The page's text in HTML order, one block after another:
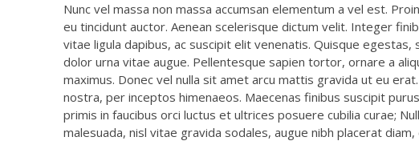
Nunc vel massa non massa accumsan elementum a vel est.
eu tincidunt auctor. Aenean scelerisque dictum velit. Integer
vitae ligula dapibus, ac suscipit elit venenatis. Quisque
dolor urna vitae augue. Pellentesque sapien tortor, ornare a
maximus. Donec vel nulla sit amet arcu mattis gravida ut eu
nostra, per inceptos himenaeos. Maecenas finibus suscipit
primis in faucibus orci luctus et ultrices posuere cubilia curae;
malesuada, nisl vitae gravida sodales, augue nibh placerat